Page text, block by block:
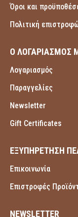
Όροι και
Πολιτική
Ο ΛΟΓΑΡΙΑΣΜΟΣ
Λογαριασμός
Παραγγελίες
Newsletter
Gift Certificates
ΕΞΥΠΗΡΕΤΗΣΗ
Επικοινωνία
Επιστροφές
NEWSLETTER